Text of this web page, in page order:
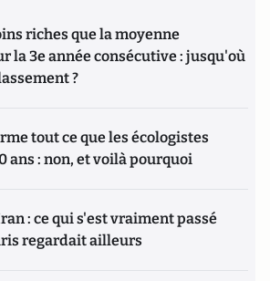
riches que la moyenne
la 3e année consécutive : jusqu'où
?
tout ce que les écologistes
ans : non, et voilà pourquoi
: ce qui s'est vraiment passé
regardait ailleurs